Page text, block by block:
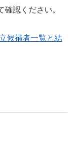
確認ください。
候補者一覧と結